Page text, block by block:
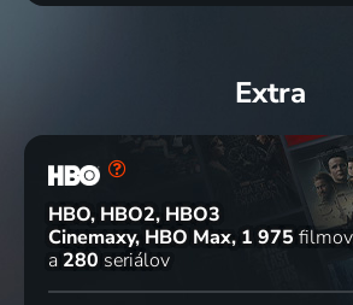
Extra
HBO, HBO2, HBO3
Cinemaxy, HBO Max 1 975 filmov
a 280 seriálov